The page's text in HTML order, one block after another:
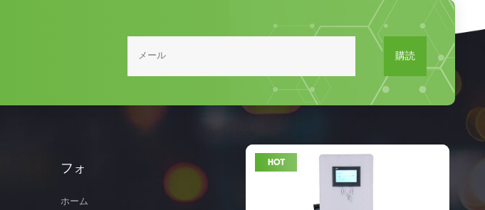
購読
フォ
ホーム